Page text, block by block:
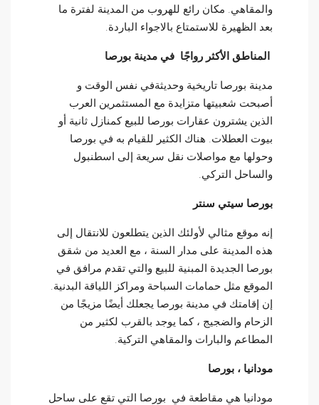
والمقاهي. مكان رائع للهروب من المدينة لفترة ما
بعد الظهيرة للاستمتاع بالاجواء الباردة.
المناطق الأكثر رواجًا في مدينة بورصا
مدينة بورصا تاريخية وحديثةفي نفس الوقت و
أصبحت شعبيتها متزايدة مع المستثمرين العرب
الذين يشترون عقارات بورصا للبيع كمنازل ثانية أو
بيوت العطلات. هناك الكثير للقيام به في بورصا
وحولها مع مواصلات نقل سريعة إلى اسطنبول
والساحل التركي.
بورصا سيتي سنتر
إنه موقع مثالي لأولئك الذين يتطلعون للانتقال إلى
هذه المدينة على مدار السنة ، مع العديد من شقق
بورصا الجديدة المبنية للبيع والتي تقدم مرافق في
الموقع مثل حمامات السباحة ومراكز اللياقة البدنية.
إن إقامتك في مدينة بورصا يجعلك أيضًا مزيجًا من
الزحام والضجيج ، كما يوجد بالقرب لكثير من
المطاعم والبارات والمقاهي التركية.
مودانيا ، بورصا
مودانيا هي مقاطعة في بورصا التي تقع على ساحل